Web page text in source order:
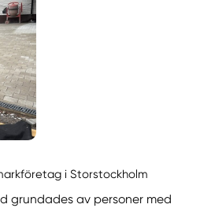
i Storstockholm
grundades av personer med